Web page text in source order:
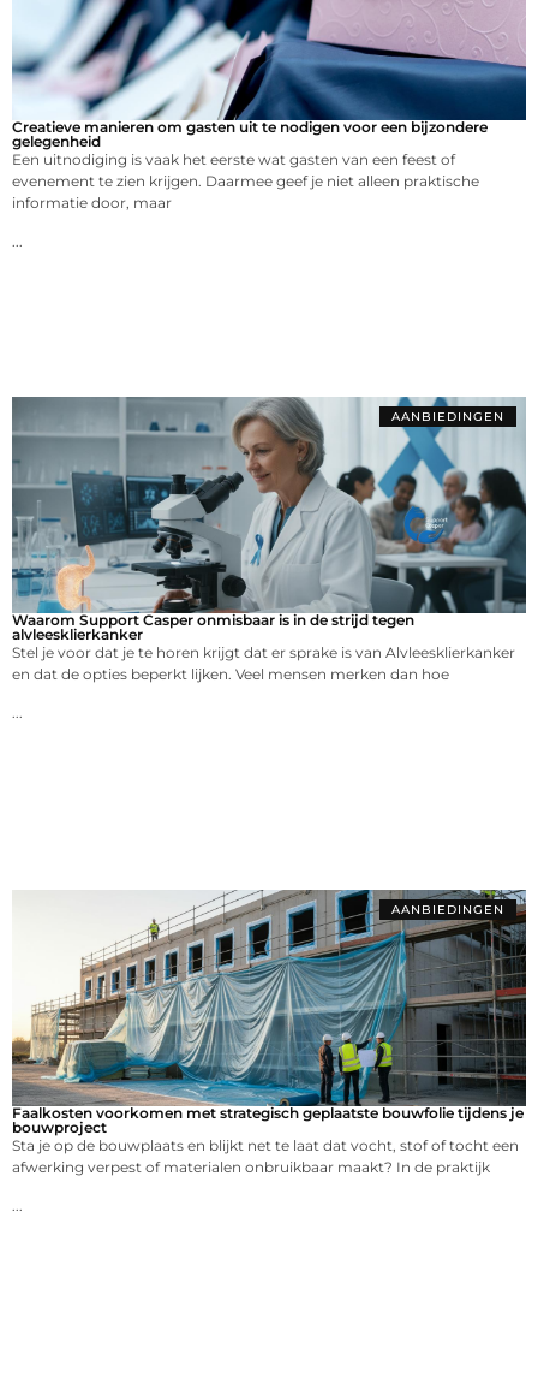
Creatieve manieren om gasten uit te nodigen voor een bijzondere
gelegenheid
Een uitnodiging is vaak het eerste wat gasten van een feest of
evenement te zien krijgen. Daarmee geef je niet alleen praktische
informatie door, maar
...
AANBIEDINGEN
Waarom Support Casper onmisbaar is in de strijd tegen
alvleesklierkanker
Stel je voor dat je te horen krijgt dat er sprake is van Alvleesklierkanker
en dat de opties beperkt lijken. Veel mensen merken dan hoe
...
AANBIEDINGEN
Faalkosten voorkomen met strategisch geplaatste bouwfolie tijdens je
bouwproject
Sta je op de bouwplaats en blijkt net te laat dat vocht, stof of tocht een
afwerking verpest of materialen onbruikbaar maakt? In de praktijk
...